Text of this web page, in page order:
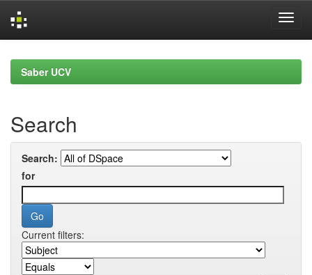
navigationSaber UCV
Search
Search:
for
Current filters: